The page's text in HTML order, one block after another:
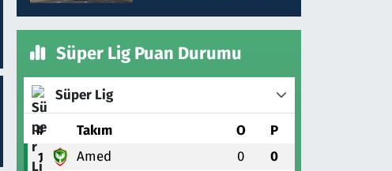
Süper Lig Puan Durumu
Süper Lig
# Takım O P
1 Amed 0 0